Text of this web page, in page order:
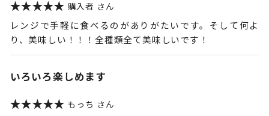
購入者
レンジで手軽に食べるのがありがたいです。そして何よ
り、美味しい！！！全種類全て美味しいです！
いろいろ楽しめます
もっち